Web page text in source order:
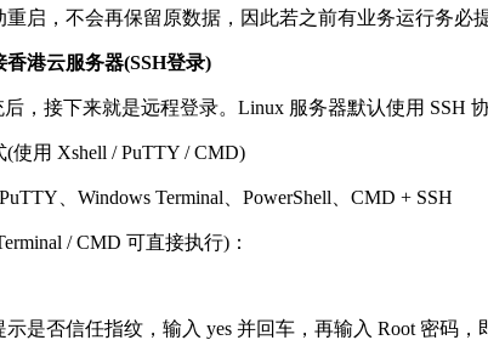
，不会再保留原数据，因此若之前有业务运行务必提
港云服务器(SSH登录)
接下来就是远程登录。Linux 服务器默认使用 SSH
用 Xshell / PuTTY / CMD)
、Windows Terminal、PowerShell、CMD + SSH
/ CMD 可直接执行)：
否信任指纹，输入 yes 并回车，再输入 Root 密码，